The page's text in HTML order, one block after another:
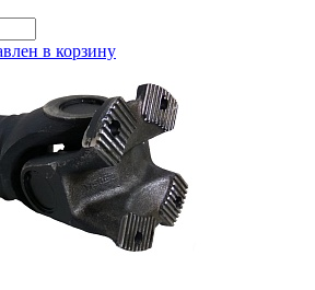
в корзину